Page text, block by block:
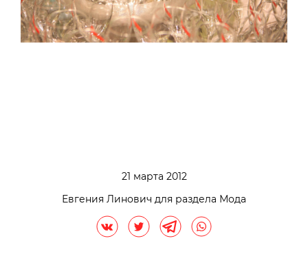
21 марта 2012
Евгения Линович для раздела Мода